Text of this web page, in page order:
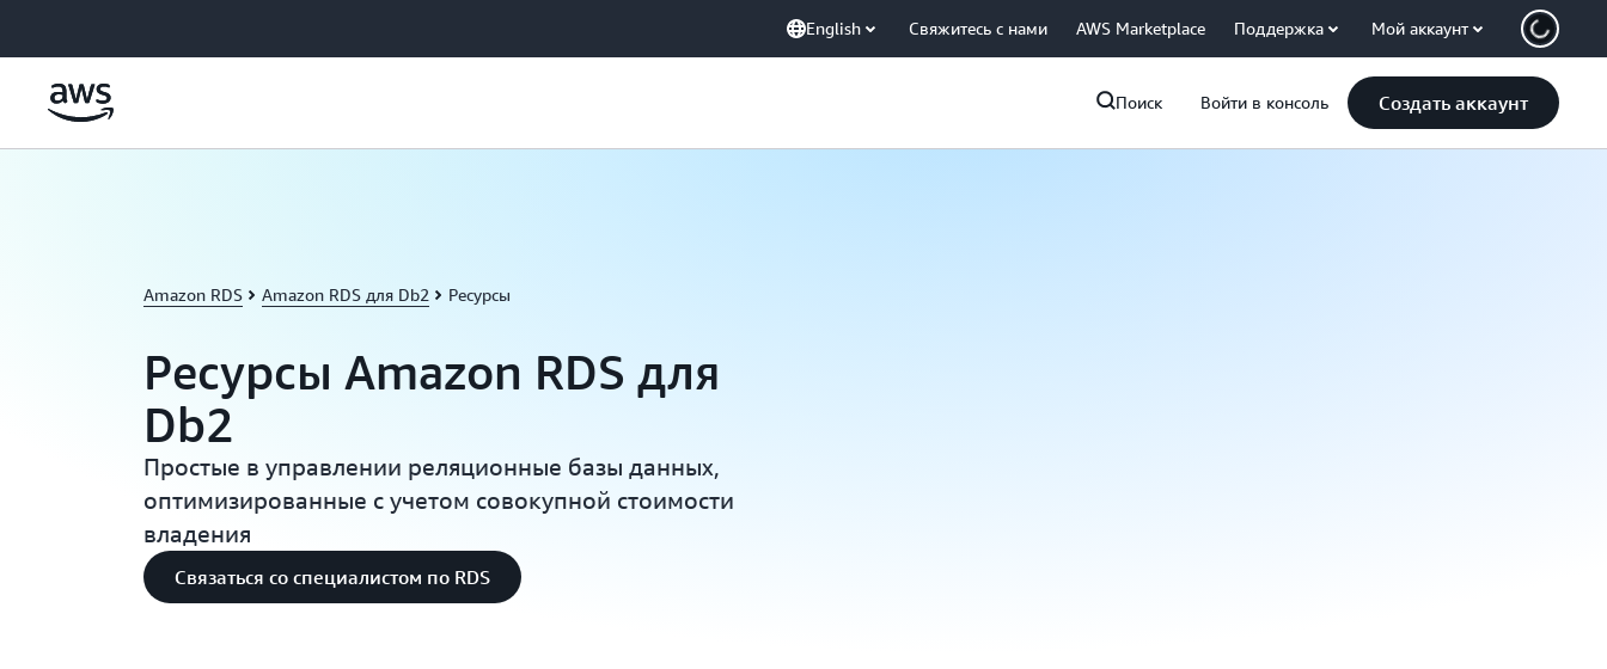
English Свяжитесь с нами AWS Marketplace Поддержка Мой аккаунт
Поиск Войти в консоль Создать аккаунт
Amazon RDS Amazon RDS для Db2 Ресурсы
Ресурсы Amazon RDS для
Db2
Простые в управлении реляционные базы данных,
оптимизированные с учетом совокупной стоимости
владения
Связаться со специалистом по RDS